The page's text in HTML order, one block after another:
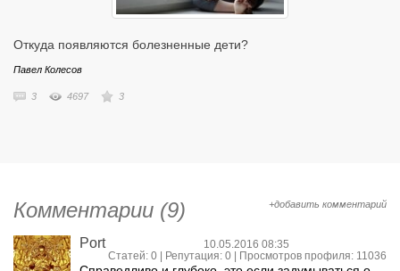
Откуда появляются болезненные дети?
Павел Колесов
3 4697 3
Комментарии (9) +добавить комментарий
Port
10.05.2016 08:35
Статей: 0 | Репутация: 0 | Просмотров профиля: 11036